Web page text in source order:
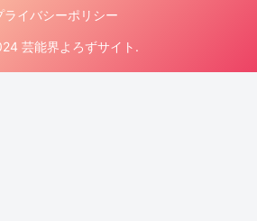
ライバシーポリシー
芸能界よろずサイト.